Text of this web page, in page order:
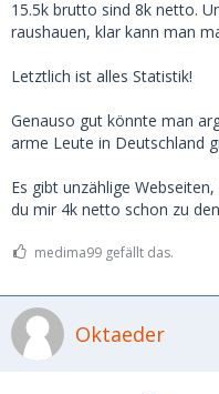
die Augen geöffnet.
https://
Selbst wenn die Hälfte
sind weil die ne
Vermögen über 1 Million
viel verdienen. Und es
mehr oder weniger nicht
Daher glaube ich schon,
15.5k brutto sind 8k netto.
raushauen, klar kann man
Letztlich ist alles Statistik!
Genauso gut könnte man
arme Leute in Deutschland
Es gibt unzählige
du mir 4k netto schon zu
medima99 gefällt das.
Oktaeder